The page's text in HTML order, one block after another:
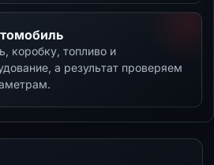
коробку, топливо и
а результат проверяем